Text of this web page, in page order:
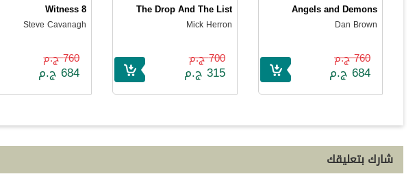
Angels and Demons
Dan Brown
760 ج.م
684 ج.م
The Drop And The List
Mick Herron
700 ج.م
315 ج.م
Witness 8
Steve Cavanagh
760 ج.م
684 ج.م
شارك بتعليقك